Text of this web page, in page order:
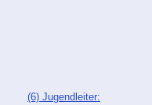
(6) Jugendleiter: